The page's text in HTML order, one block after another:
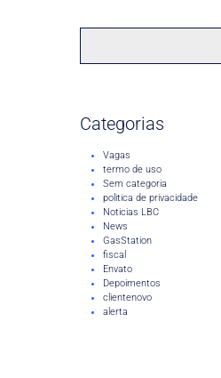
Categorias
Vagas
termo de uso
Sem categoria
politica de privacidade
Noticias LBC
News
GasStation
fiscal
Envato
Depoimentos
clientenovo
alerta